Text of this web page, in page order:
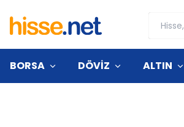
BORSA DÖVİZ ALTIN